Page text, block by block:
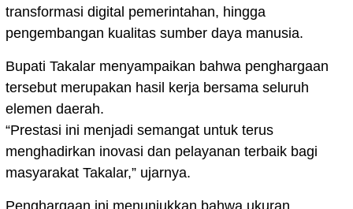
transformasi digital pemerintahan, hingga
pengembangan kualitas sumber daya manusia.
Bupati Takalar menyampaikan bahwa penghargaan
tersebut merupakan hasil kerja bersama seluruh
elemen daerah.
“Prestasi ini menjadi semangat untuk terus
menghadirkan inovasi dan pelayanan terbaik bagi
masyarakat Takalar,” ujarnya.
Penghargaan ini menunjukkan bahwa ukuran